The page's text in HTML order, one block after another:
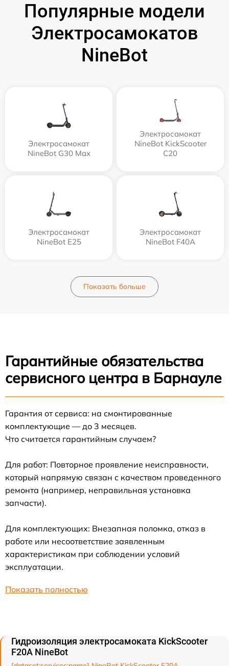
Популярные модели
Электросамокатов
NineBot
Электросамокат
NineBot G30 Max
Электросамокат
NineBot KickScooter
C20
Электросамокат
NineBot E25
Электросамокат
NineBot F40A
Показать больше
Гарантийные обязательства
сервисного центра в Барнауле
Гарантия от сервиса: на смонтированные
комплектующие — до 3 месяцев.
Что считается гарантийным случаем?
Для работ: Повторное проявление неисправности,
который напрямую связан с качеством проведенного
ремонта (например, неправильная установка
запчасти).
Для комплектующих: Внезапная поломка, отказ в
работе или несоответствие заявленным
характеристикам при соблюдении условий
эксплуатации.
Показать полностью
Гидроизоляция электросамоката KickScooter
F20A NineBot